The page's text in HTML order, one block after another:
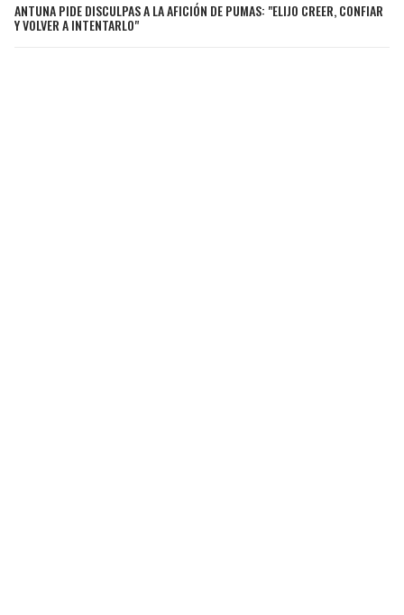
ANTUNA PIDE DISCULPAS A LA AFICIÓN DE PUMAS: "ELIJO CREER, CONFIAR
Y VOLVER A INTENTARLO"